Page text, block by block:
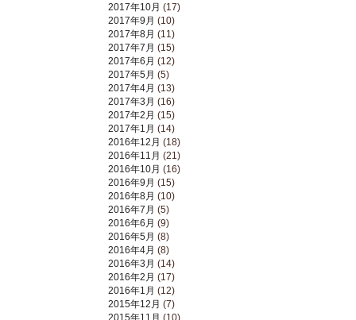
2017年10月 (17)
2017年9月 (10)
2017年8月 (11)
2017年7月 (15)
2017年6月 (12)
2017年5月 (5)
2017年4月 (13)
2017年3月 (16)
2017年2月 (15)
2017年1月 (14)
2016年12月 (18)
2016年11月 (21)
2016年10月 (16)
2016年9月 (15)
2016年8月 (10)
2016年7月 (5)
2016年6月 (9)
2016年5月 (8)
2016年4月 (8)
2016年3月 (14)
2016年2月 (17)
2016年1月 (12)
2015年12月 (7)
2015年11月 (10)